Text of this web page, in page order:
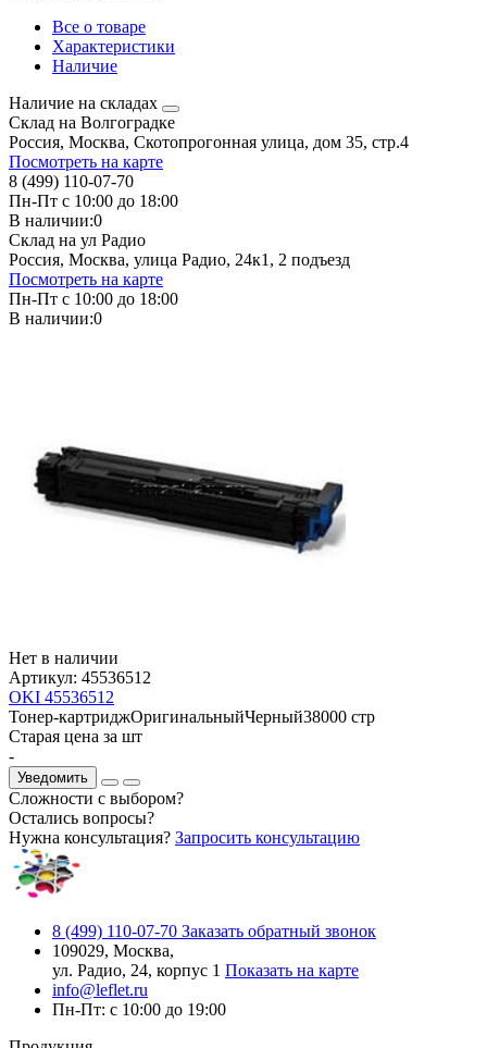
Все о товаре
Характеристики
Наличие
Наличие на складах
Склад на Волгоградке
Россия, Москва, Скотопрогонная улица, дом 35, стр.4
Посмотреть на карте
8 (499) 110-07-70
Пн-Пт с 10:00 до 18:00
В наличии:0
Склад на ул Радио
Россия, Москва, улица Радио, 24к1, 2 подъезд
Посмотреть на карте
Пн-Пт с 10:00 до 18:00
В наличии:0
Нет в наличии
Артикул: 45536512
OKI 45536512
Тонер-картриджОригинальныйЧерный38000 стр
Старая цена за шт
-
Уведомить
Сложности с выбором?
Остались вопросы?
Нужна консультация? Запросить консультацию
8 (499) 110-07-70 Заказать обратный звонок
109029, Москва,
ул. Радио, 24, корпус 1 Показать на карте
info@leflet.ru
Пн-Пт: с 10:00 до 19:00